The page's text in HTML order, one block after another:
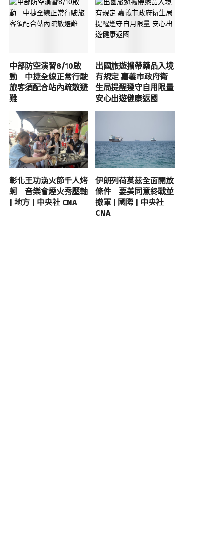
中部防空演習8/10啟
動 中捷全線正常行駛
旅客須配合站內疏散避
難
出國旅遊攜帶藥品入境
有規定 嘉義市政府衛
生局提醒遵守自用限量
安心出遊健康返國
彰化王功漁火節千人烤
蚵 音樂會煙火秀壓軸
| 地方 | 中央社 CNA
伊朗列荷莫茲全面開放
條件 要美同意終戰並
撤軍 | 國際 | 中央社
CNA